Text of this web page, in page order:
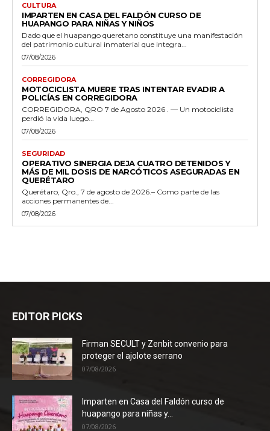
CULTURA
IMPARTEN EN CASA DEL FALDÓN CURSO DE
HUAPANGO PARA NIÑAS Y NIÑOS
Dado que el huapango queretano constituye una manifestación
del patrimonio cultural inmaterial que integra...
07/08/2026
CORREGIDORA
MOTOCICLISTA MUERE TRAS INTENTAR EVADIR A
POLICÍAS EN CORREGIDORA
CORREGIDORA, QRO 7 de Agosto 2026 . — Un motociclista
perdió la vida luego...
07/08/2026
SEGURIDAD
OPERATIVO SINERGIA DEJA CUATRO DETENIDOS Y
MÁS DE MIL DOSIS DE NARCÓTICOS ASEGURADAS EN
QUERÉTARO
Querétaro, Qro., 7 de agosto de 2026.– Como parte de las
acciones permanentes de...
07/08/2026
EDITOR PICKS
Firman SECULT y Zenbit convenio para
proteger el ajolote serrano
07/08/2026
Imparten en Casa del Faldón curso de
huapango para niñas y...
07/08/2026